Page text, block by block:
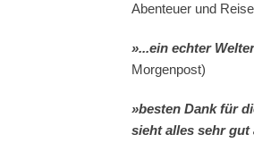
Abenteuer und
»...ein echter
Morgenpost)
»besten Dank für
sieht alles sehr